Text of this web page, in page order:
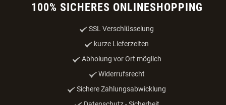
100% SICHERES ONLINESHOPPING
SSL Verschlüsselung
kurze Lieferzeiten
Abholung vor Ort möglich
Widerrufsrecht
Sichere Zahlungsabwicklung